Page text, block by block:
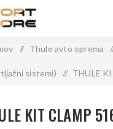
/ Thule avto oprema
sistemi) / THULE
KIT CLAMP